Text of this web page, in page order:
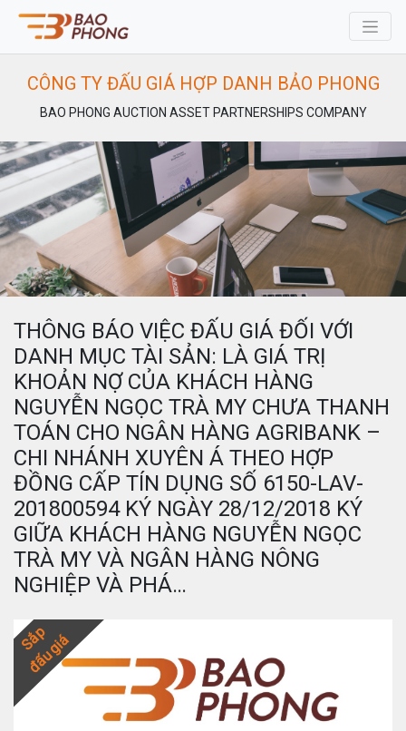
CÔNG TY ĐẤU GIÁ HỢP DANH BẢO PHONG
BAO PHONG AUCTION ASSET PARTNERSHIPS COMPANY
THÔNG BÁO VIỆC ĐẤU GIÁ ĐỐI VỚI
DANH MỤC TÀI SẢN: LÀ GIÁ TRỊ
KHOẢN NỢ CỦA KHÁCH HÀNG
NGUYỄN NGỌC TRÀ MY CHƯA THANH
TOÁN CHO NGÂN HÀNG AGRIBANK –
CHI NHÁNH XUYÊN Á THEO HỢP
ĐỒNG CẤP TÍN DỤNG SỐ 6150-LAV-
201800594 KÝ NGÀY 28/12/2018 KÝ
GIỮA KHÁCH HÀNG NGUYỄN NGỌC
TRÀ MY VÀ NGÂN HÀNG NÔNG
NGHIỆP VÀ PHÁ…
Sắp
đấu giá